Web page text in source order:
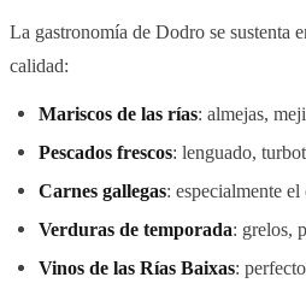
La gastronomía de Dodro se sustenta
calidad:
Mariscos de las rías: almejas,
Pescados frescos: lenguado,
Carnes gallegas: especialmente
Verduras de temporada: grelos,
Vinos de las Rías Baixas: